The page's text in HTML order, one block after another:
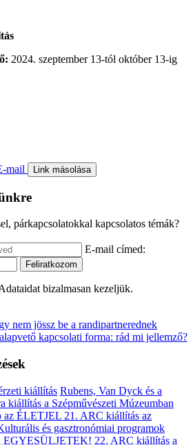
2024. szeptember 13-tól október 13-ig
mail Link másolása
párkapcsolatokkal kapcsolatos témák?
E-mail címed:
bizalmasan kezeljük.
nem jössz be a randipartnerednek
kapcsolati forma: rád mi jellemző?
kiállítás Rubens, Van Dyck és a
kiállítás a Szépművészeti Múzeumban
az ÉLETJEL 21. ARC kiállítás az
és gasztronómiai programok
22. ARC kiállítás a